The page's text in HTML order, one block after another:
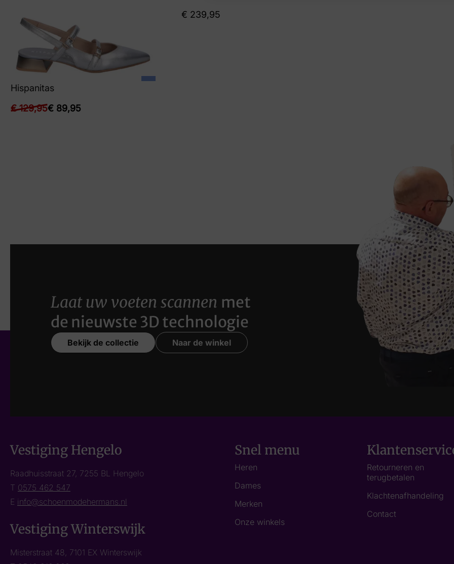
Hispanitas
€129,95€ 89,95
€ 239,95
Laat uw voeten scannen met
de nieuwste 3D technologie
Bekijk de collectie Naar de winkel
Vestiging Hengelo
Raadhuisstraat 27, 7255 BL Hengelo
T 0575 462 547
E info@schoenmodehermans.nl
Vestiging Winterswijk
Misterstraat 48, 7101 EX Winterswijk
Snel menu
Heren
Dames
Merken
Onze winkels
Retourneren en
terugbetalen
Klachtenafhandeling
Contact